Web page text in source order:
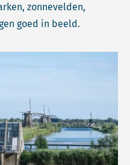
zonnevelden,
goed in beeld.